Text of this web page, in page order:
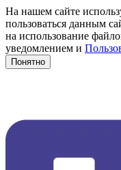
На нашем сайте
пользоваться данным
на использование
уведомлением и
Понятно